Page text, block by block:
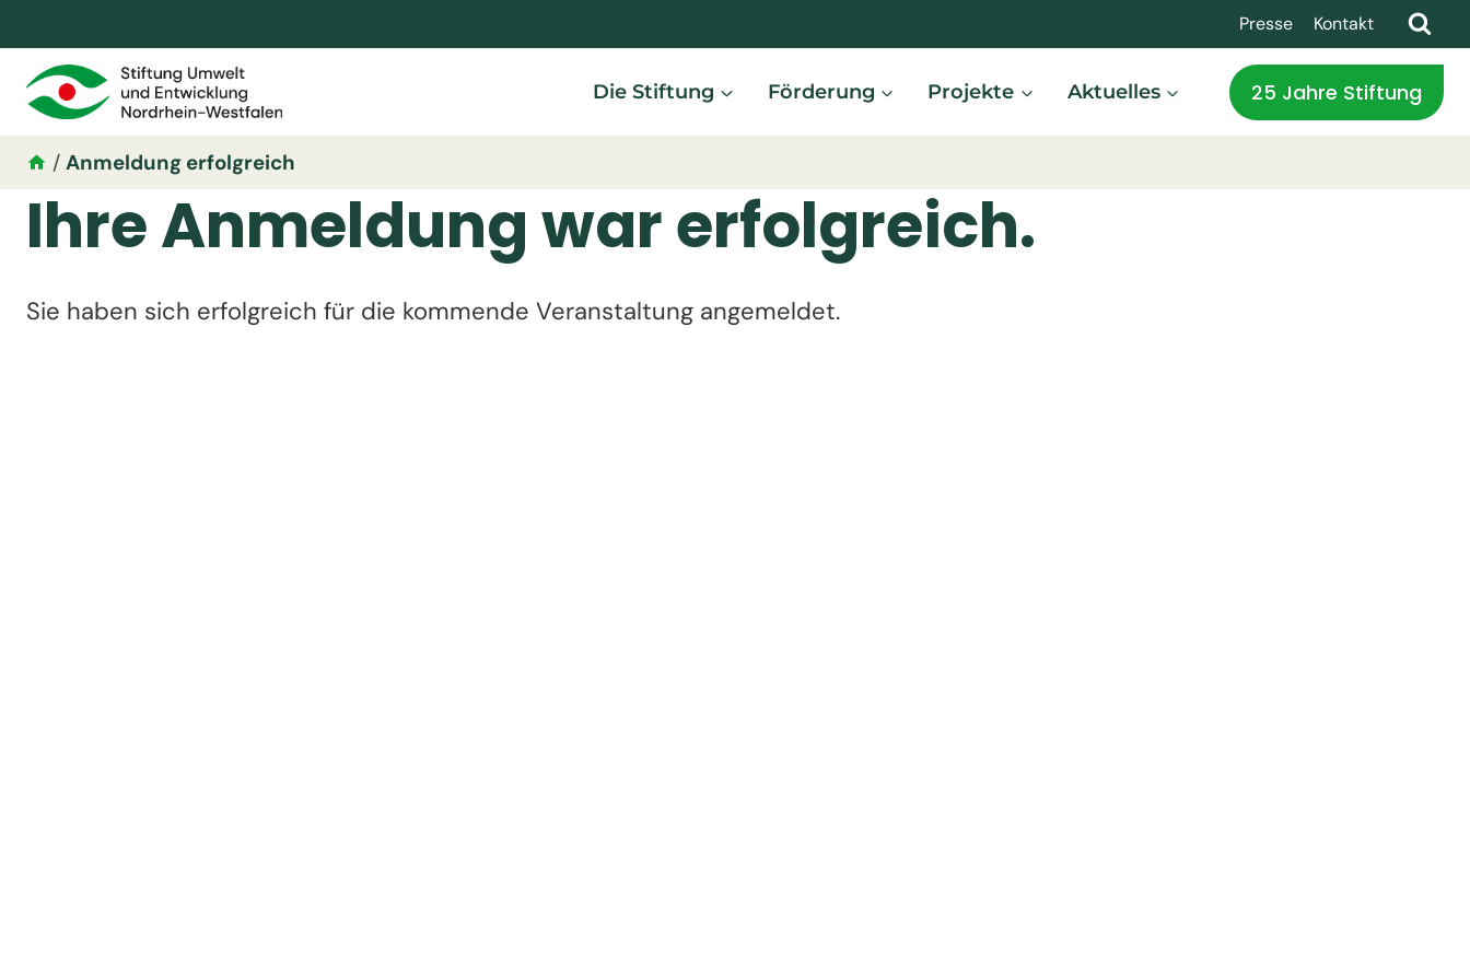
Presse Kontakt
Die Stiftung Förderung Projekte Aktuelles 25 Jahre Stiftung
/ Anmeldung erfolgreich
Ihre Anmeldung war erfolgreich.
Sie haben sich erfolgreich für die kommende Veranstaltung angemeldet.